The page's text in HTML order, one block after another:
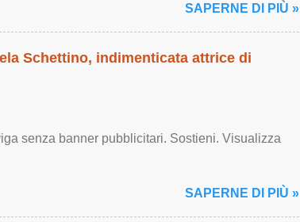
SAPERNE DI PIÙ »
Schettino, indimenticata attrice di
senza banner pubblicitari. Sostieni. Visualizza
SAPERNE DI PIÙ »